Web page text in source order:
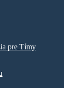
pre Tímy